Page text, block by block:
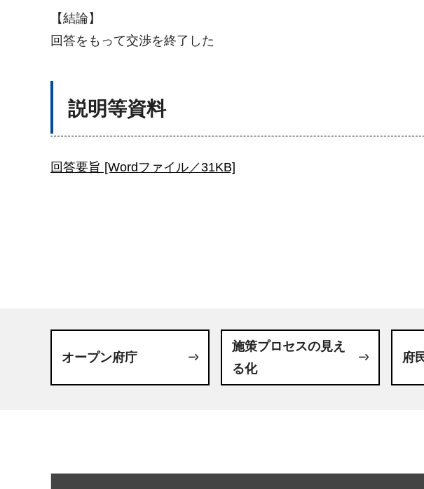
【結論】
回答をもって交渉を終了した
説明等資料
回答要旨 [Wordファイル／31KB]
オープン府庁
施策プロセスの見え
る化
府